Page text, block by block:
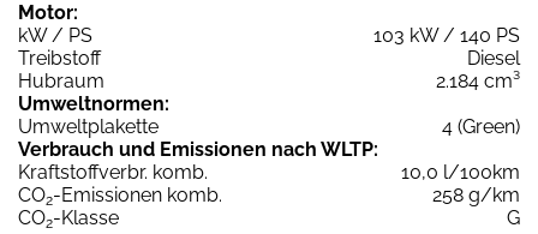
Motor:
kW / PS
103 kW / 140 PS
Treibstoff
Diesel
Hubraum
2.184 cm³
Umweltnormen:
Umweltplakette
4 (Green)
Verbrauch und Emissionen nach WLTP:
Kraftstoffverbr. komb.
10,0 l/100km
CO2-Emissionen komb.
258 g/km
CO2-Klasse
G